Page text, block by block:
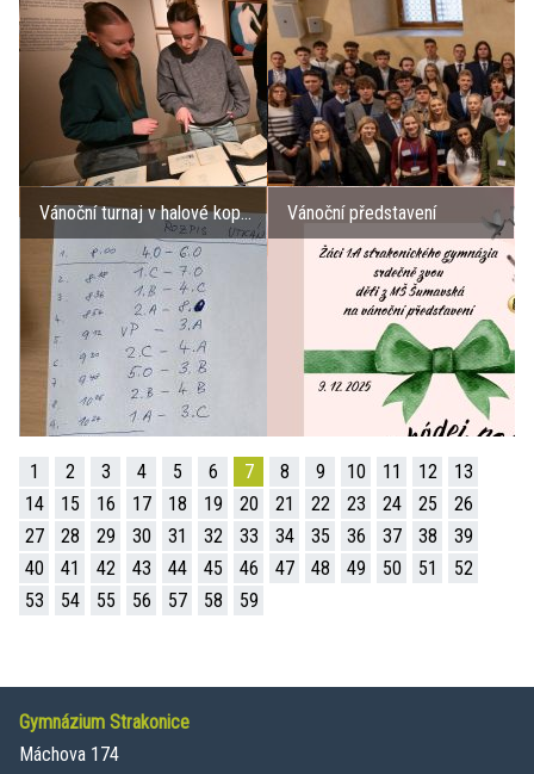
Vánoční turnaj v halové kop... Vánoční představení
1 2 3 4 5 6 7 8 9 10 11 12
13
14
15 16 17 18 19 20 21 22 23 24 25
26
27
28 29 30 31 32 33 34 35 36 37 38
39
40
41 42 43 44 45 46 47 48 49 50 51
52
53
54 55 56 57 58 59
Gymnázium Strakonice
Máchova 174